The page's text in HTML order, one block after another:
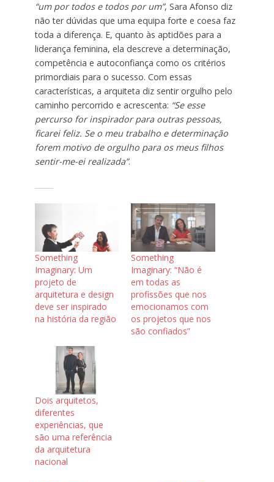
“um por todos e todos por um”, Sara Afonso diz
não ter dúvidas que uma equipa forte e coesa faz
toda a diferença. E, quanto às aptidões para a
liderança feminina, ela descreve a determinação,
competência e autoconfiança como os critérios
primordiais para o sucesso. Com essas
características, a arquiteta diz sentir orgulho pelo
caminho percorrido e acrescenta: “Se esse
percurso for inspirador para outras pessoas,
ficarei feliz. Se o meu trabalho e determinação
forem motivo de orgulho para os meus filhos
sentir-me-ei realizada”.
Something
Imaginary: Um
projeto de
arquitetura e design
deve ser inspirado
na história da região
Something
Imaginary: “Não é
em todas as
profissões que nos
emocionamos com
os projetos que nos
são confiados”
Dois arquitetos,
diferentes
experiências, que
são uma referência
da arquitetura
nacional